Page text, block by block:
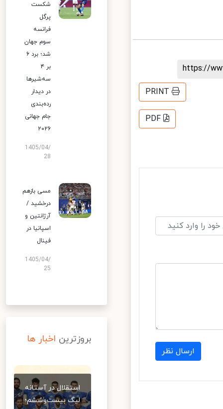
https://
PRINT
PDF
ارسال نظر
شکست
پرگل
فرانسه
سوم جهان
شد؛ برد ۶
بر ۴
سه‌شیرها
در دیدار
رده‌بندی
جام جهانی
۲۰۲۶
1405/04/
28
مسی بازهم
درخشید /
آرژانتین و
اسپانیا در
فینال
1405/04/
25
بروزترین اخبار ها
استقلال در آستانه
لیگ بیست‌وششم؛